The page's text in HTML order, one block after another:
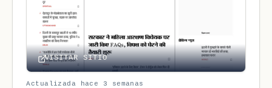
VISITAR SITIO
Actualizada hace 3 semanas